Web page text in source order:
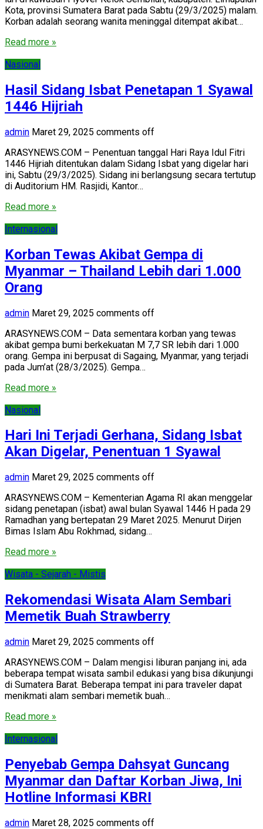
Kota, provinsi Sumatera Barat pada Sabtu (29/3/2025) malam.
Korban adalah seorang wanita meninggal ditempat akibat…
Read more »
Nasional
Hasil Sidang Isbat Penetapan 1 Syawal
1446 Hijriah
admin Maret 29, 2025 comments off
ARASYNEWS.COM – Penentuan tanggal Hari Raya Idul Fitri
1446 Hijriah ditentukan dalam Sidang Isbat yang digelar hari
ini, Sabtu (29/3/2025). Sidang ini berlangsung secara tertutup
di Auditorium HM. Rasjidi, Kantor…
Read more »
Internasional
Korban Tewas Akibat Gempa di
Myanmar – Thailand Lebih dari 1.000
Orang
admin Maret 29, 2025 comments off
ARASYNEWS.COM – Data sementara korban yang tewas
akibat gempa bumi berkekuatan M 7,7 SR lebih dari 1.000
orang. Gempa ini berpusat di Sagaing, Myanmar, yang terjadi
pada Jum’at (28/3/2025). Gempa…
Read more »
Nasional
Hari Ini Terjadi Gerhana, Sidang Isbat
Akan Digelar, Penentuan 1 Syawal
admin Maret 29, 2025 comments off
ARASYNEWS.COM – Kementerian Agama RI akan menggelar
sidang penetapan (isbat) awal bulan Syawal 1446 H pada 29
Ramadhan yang bertepatan 29 Maret 2025. Menurut Dirjen
Bimas Islam Abu Rokhmad, sidang…
Read more »
Wisata - Sejarah - Mistis
Rekomendasi Wisata Alam Sembari
Memetik Buah Strawberry
admin Maret 29, 2025 comments off
ARASYNEWS.COM – Dalam mengisi liburan panjang ini, ada
beberapa tempat wisata sambil edukasi yang bisa dikunjungi
di Sumatera Barat. Beberapa tempat ini para traveler dapat
menikmati alam sembari memetik buah…
Read more »
Internasional
Penyebab Gempa Dahsyat Guncang
Myanmar dan Daftar Korban Jiwa, Ini
Hotline Informasi KBRI
admin Maret 28, 2025 comments off